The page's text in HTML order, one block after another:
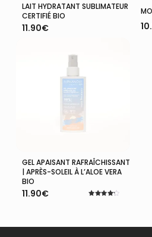
Aller À La
Ajouter Au Panier
LAIT HYDRATANT SUBLIMATEUR
CERTIFIÉ BIO
11.90€
Ajouter Au Panier
GEL APAISANT RAFRAÎCHISSANT
| APRÈS-SOLEIL À L’ALOE VERA
BIO
11.90€